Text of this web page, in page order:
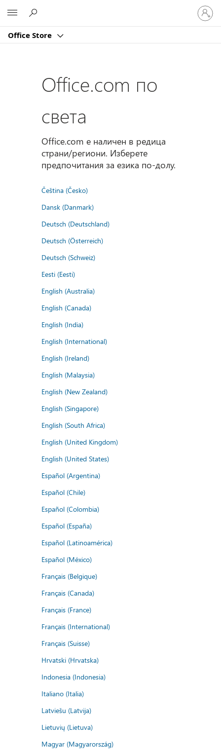
Office Store
Влезте
във
вашия
Office.com по
света
Office.com е наличен в редица
страни/региони. Изберете
предпочитания за езика по-долу.
Čeština (Česko)
Dansk (Danmark)
Deutsch (Deutschland)
Deutsch (Österreich)
Deutsch (Schweiz)
Eesti (Eesti)
English (Australia)
English (Canada)
English (India)
English (International)
English (Ireland)
English (Malaysia)
English (New Zealand)
English (Singapore)
English (South Africa)
English (United Kingdom)
English (United States)
Español (Argentina)
Español (Chile)
Español (Colombia)
Español (España)
Español (Latinoamérica)
Español (México)
Français (Belgique)
Français (Canada)
Français (France)
Français (International)
Français (Suisse)
Hrvatski (Hrvatska)
Indonesia (Indonesia)
Italiano (Italia)
Latviešu (Latvija)
Lietuvių (Lietuva)
Magyar (Magyarország)